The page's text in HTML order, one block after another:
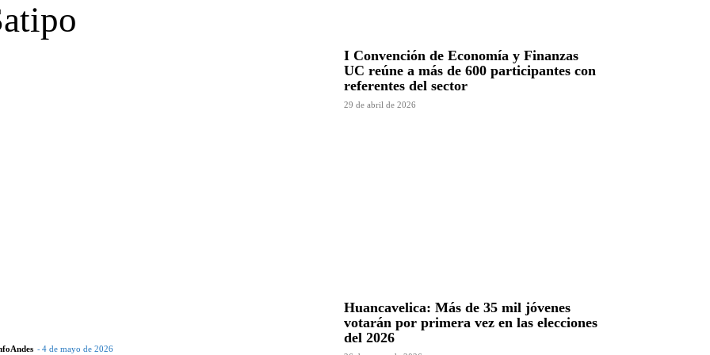
- 4 de mayo de 2026
I Convención de Economía y Finanzas
UC reúne a más de 600 participantes con
referentes del sector
29 de abril de 2026
Huancavelica: Más de 35 mil jóvenes
votarán por primera vez en las elecciones
del 2026